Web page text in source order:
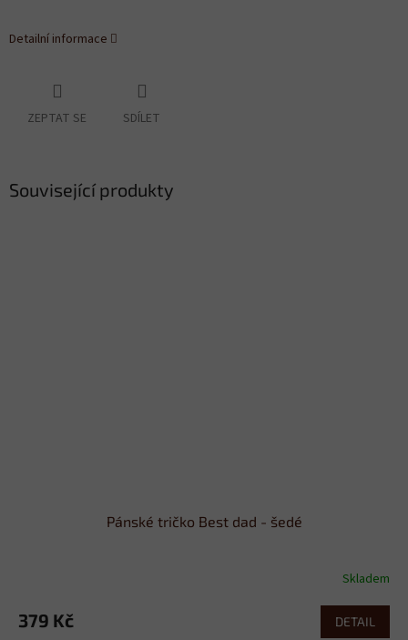
Detailní informace
ZEPTAT SE SDÍLET
Související produkty
Pánské tričko Best dad - šedé
Skladem
379 Kč DETAIL